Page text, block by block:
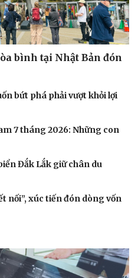
Đời sống
Blog
bình tại Nhật Bản đón
bứt phá phải vượt khỏi lợi
7 tháng 2026: Những con
Đắk Lắk giữ chân du
nối”, xúc tiến đón dòng vốn